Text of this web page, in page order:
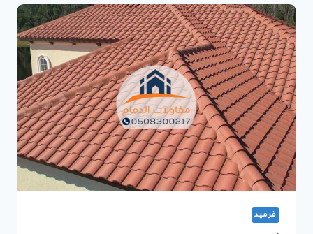
الأمثل
لمظهر
أنيق
وعزل
فعال
للأسطح
0508300217
قرميد